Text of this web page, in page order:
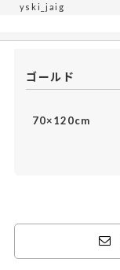
yski_jaig
ゴールド
70×120cm